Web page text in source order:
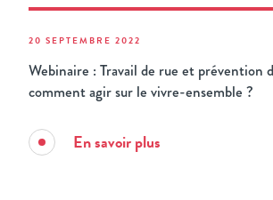
20 SEPTEMBRE 2022
Webinaire : Travail de rue et prévention
comment agir sur le vivre-ensemble ?
En savoir plus